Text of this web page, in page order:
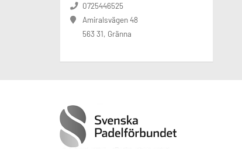
0725446525
Amiralsvägen 48
563 31, Gränna